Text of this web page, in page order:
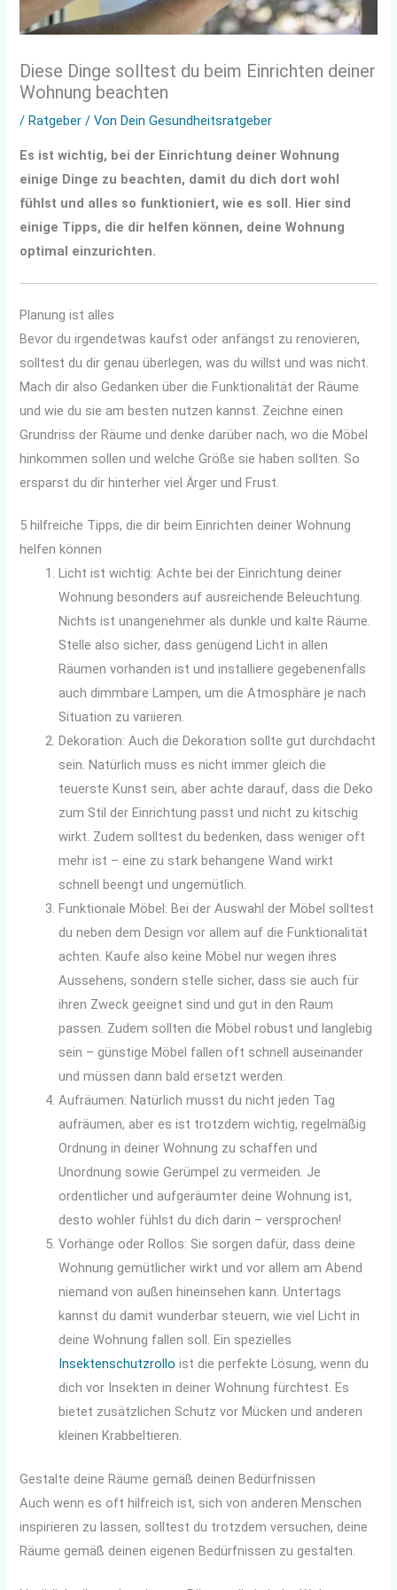
Diese Dinge solltest du beim Einrichten deiner
Wohnung beachten
/Ratgeber / VonDein Gesundheitsratgeber
Es ist wichtig, bei der Einrichtung deiner Wohnung
einige Dinge zu beachten, damit du dich dort wohl
fühlst und alles so funktioniert, wie es soll. Hier sind
einige Tipps, die dir helfen können, deine Wohnung
optimal einzurichten.
Planung ist alles
Bevor du irgendetwas kaufst oder anfängst zu renovieren,
solltest du dir genau überlegen, was du willst und was nicht.
Mach dir also Gedanken über die Funktionalität der Räume
und wie du sie am besten nutzen kannst. Zeichne einen
Grundriss der Räume und denke darüber nach, wo die Möbel
hinkommen sollen und welche Größe sie haben sollten. So
ersparst du dir hinterher viel Ärger und Frust.
5 hilfreiche Tipps, die dir beim Einrichten deiner Wohnung
helfen können
Licht ist wichtig: Achte bei der Einrichtung deiner
Wohnung besonders auf ausreichende Beleuchtung.
Nichts ist unangenehmer als dunkle und kalte Räume.
Stelle also sicher, dass genügend Licht in allen
Räumen vorhanden ist und installiere gegebenenfalls
auch dimmbare Lampen, um die Atmosphäre je nach
Situation zu variieren.
Dekoration: Auch die Dekoration sollte gut durchdacht
sein. Natürlich muss es nicht immer gleich die
teuerste Kunst sein, aber achte darauf, dass die Deko
zum Stil der Einrichtung passt und nicht zu kitschig
wirkt. Zudem solltest du bedenken, dass weniger oft
mehr ist – eine zu stark behangene Wand wirkt
schnell beengt und ungemütlich.
Funktionale Möbel: Bei der Auswahl der Möbel solltest
du neben dem Design vor allem auf die Funktionalität
achten. Kaufe also keine Möbel nur wegen ihres
Aussehens, sondern stelle sicher, dass sie auch für
ihren Zweck geeignet sind und gut in den Raum
passen. Zudem sollten die Möbel robust und langlebig
sein – günstige Möbel fallen oft schnell auseinander
und müssen dann bald ersetzt werden.
Aufräumen: Natürlich musst du nicht jeden Tag
aufräumen, aber es ist trotzdem wichtig, regelmäßig
Ordnung in deiner Wohnung zu schaffen und
Unordnung sowie Gerümpel zu vermeiden. Je
ordentlicher und aufgeräumter deine Wohnung ist,
desto wohler fühlst du dich darin – versprochen!
Vorhänge oder Rollos: Sie sorgen dafür, dass deine
Wohnung gemütlicher wirkt und vor allem am Abend
niemand von außen hineinsehen kann. Untertags
kannst du damit wunderbar steuern, wie viel Licht in
deine Wohnung fallen soll. Ein spezielles
Insektenschutzrollo ist die perfekte Lösung, wenn du
dich vor Insekten in deiner Wohnung fürchtest. Es
bietet zusätzlichen Schutz vor Mücken und anderen
kleinen Krabbeltieren.
Gestalte deine Räume gemäß deinen Bedürfnissen
Auch wenn es oft hilfreich ist, sich von anderen Menschen
inspirieren zu lassen, solltest du trotzdem versuchen, deine
Räume gemäß deinen eigenen Bedürfnissen zu gestalten.